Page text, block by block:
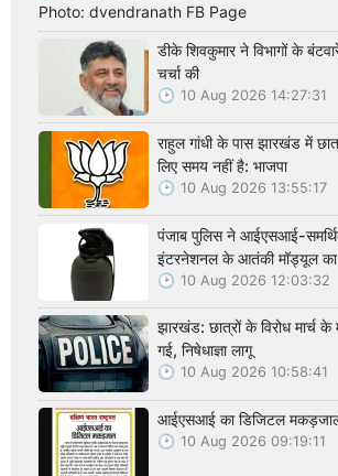
Photo: dvendranath FB Page
डीके शिवकुमार ने विभागों के
चर्चा की
10 Aug 2026 14:27:31
राहुल गांधी के पास झारखंड में
लिए समय नहीं है: भाजपा
10 Aug 2026 13:55:17
पंजाब पुलिस ने आईएसआई-
इंटरनेशनल के आतंकी मॉड्यूल का
10 Aug 2026 12:03:32
झारखंड: छात्रों के विरोध मार्च के
गई, निषेधाज्ञा लागू
10 Aug 2026 10:58:41
आईएसआई का डिजिटल
10 Aug 2026 09:19:11